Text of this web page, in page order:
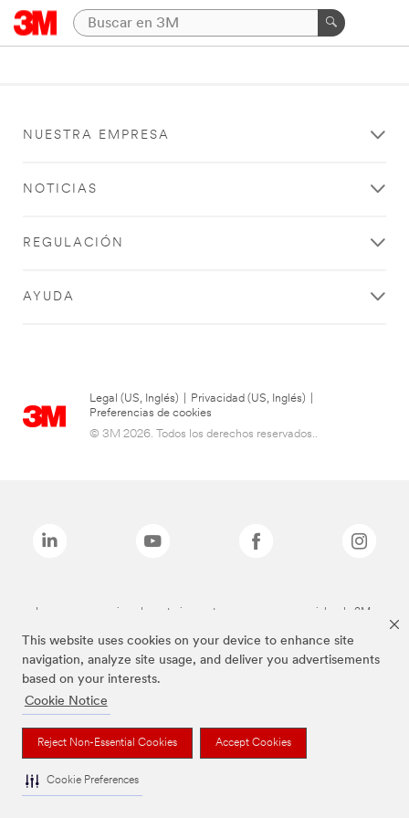
This website uses cookies on your device to enhance site
navigation, analyze site usage, and deliver you advertisements
based on your interests.
Cookie Notice
Reject Non-Essential Cookies Accept Cookies
Cookie Preferences
NUESTRA EMPRESA
NOTICIAS
REGULACIÓN
AYUDA
Legal (US, Inglés) Privacidad (US, Inglés)
Preferencias de cookies
© 3M 2026. Todos los derechos reservados..
Las marcas mencionadas anteriormente son marcas comerciales de 3M.